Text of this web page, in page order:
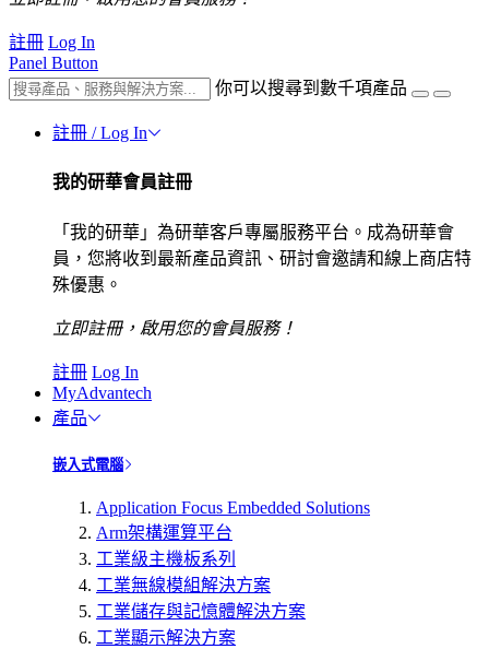
註冊 Log In
Panel Button
你可以搜尋到數千項產品
註冊 / Log In
我的研華會員註冊
「我的研華」為研華客戶專屬服務平台。成為研華會
員，您將收到最新產品資訊、研討會邀請和線上商店特
殊優惠。
立即註冊，啟用您的會員服務！
註冊 Log In
MyAdvantech
產品
嵌入式電腦
Application Focus Embedded Solutions
Arm架構運算平台
工業級主機板系列
工業無線模組解決方案
工業儲存與記憶體解決方案
工業顯示解決方案